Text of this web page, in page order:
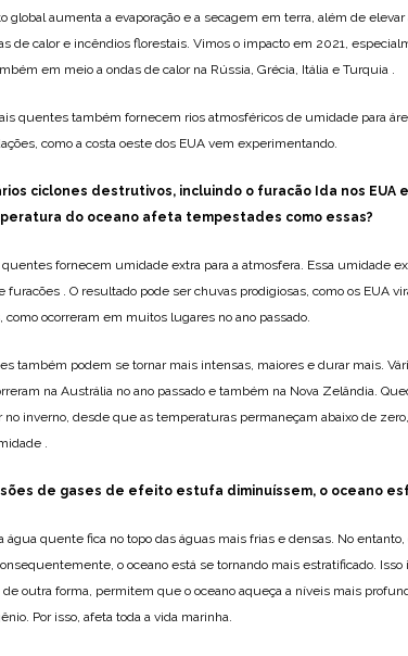
global aumenta a evaporação e a secagem em terra, além de
de calor e incêndios florestais. Vimos o impacto em 2021,
em meio a ondas de calor na Rússia, Grécia, Itália e Turquia .
quentes também fornecem rios atmosféricos de umidade para
como a costa oeste dos EUA vem experimentando.
ciclones destrutivos, incluindo o furacão Ida nos EUA
do oceano afeta tempestades como essas?
quentes fornecem umidade extra para a atmosfera. Essa umidade
furacões . O resultado pode ser chuvas prodigiosas, como os EUA
como ocorreram em muitos lugares no ano passado.
também podem se tornar mais intensas, maiores e durar mais.
na Austrália no ano passado e também na Nova Zelândia.
no inverno, desde que as temperaturas permaneçam abaixo de
.
de gases de efeito estufa diminuíssem, o oceano
água quente fica no topo das águas mais frias e densas. No
o oceano está se tornando mais estratificado.
outra forma, permitem que o oceano aqueça a níveis mais
Por isso, afeta toda a vida marinha.